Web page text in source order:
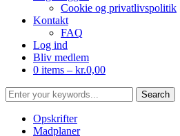
Cookie og privatlivspolitik
Kontakt
FAQ
Log ind
Bliv medlem
0 items – kr.0,00
Opskrifter
Madplaner